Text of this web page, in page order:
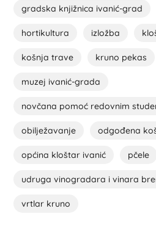
gradska knjižnica ivanić-grad
hortikultura izložba
košnja trave kruno pekas
muzej ivanić-grada
novčana pomoć redovnim
obilježavanje odgođena
općina kloštar ivanić pčele
udruga vinogradara i vinara
vrtlar kruno